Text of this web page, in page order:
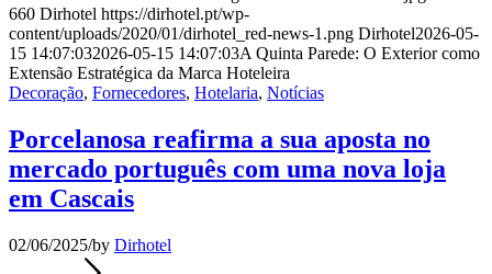
660 Dirhotel https://dirhotel.pt/wp-
content/uploads/2020/01/dirhotel_red-news-1.png Dirhotel2026-05-
15 14:07:032026-05-15 14:07:03A Quinta Parede: O Exterior como
Extensão Estratégica da Marca Hoteleira
Decoração, Fornecedores, Hotelaria, Notícias
Porcelanosa reafirma a sua aposta no
mercado português com uma nova loja
em Cascais
02/06/2025/by Dirhotel